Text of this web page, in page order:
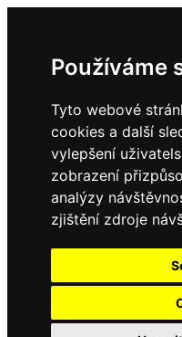
Používáme
Tyto webové
cookies a další
vylepšení
zobrazení
analýzy
zjištění zdroje